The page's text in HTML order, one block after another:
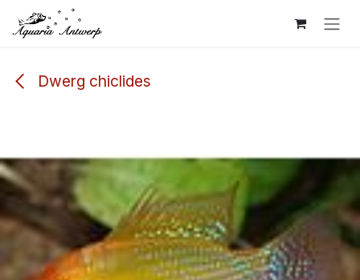
Overslaan naar inhoud
Dwerg chiclides